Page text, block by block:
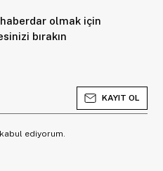
olmak için
bırakın
KAYIT OL
ediyorum.